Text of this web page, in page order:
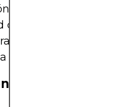
en lugar de esperar
de permanecer
rentables de
emoción.
rango